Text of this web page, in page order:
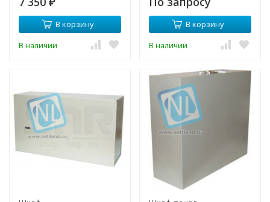
₽
В корзину
В наличии
замок
В корзину
В наличии